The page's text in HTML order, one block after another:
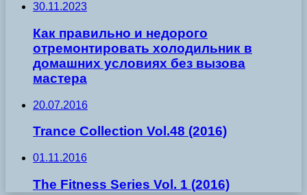
30.11.2023
Как правильно и недорого
отремонтировать холодильник в
домашних условиях без вызова
мастера
20.07.2016
Trance Collection Vol.48 (2016)
01.11.2016
The Fitness Series Vol. 1 (2016)